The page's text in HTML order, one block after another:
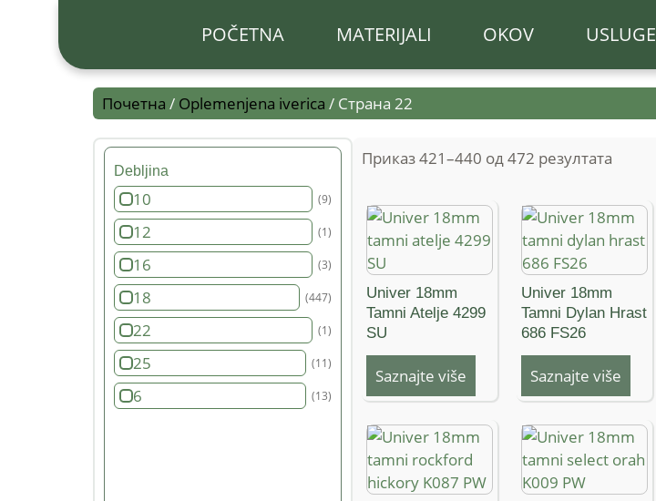
POČETNA MATERIJALI OKOV USLUGE
Почетна / Oplemenjena iverica / Страна 22
Debljina
10 (9)
12 (1)
16 (3)
18 (447)
22 (1)
25 (11)
6 (13)
Приказ 421–440 од 472 резултата
Univer 18mm
Tamni Atelje 4299
SU
Saznajte više
Univer 18mm
Tamni Dylan Hrast
686 FS26
Saznajte više